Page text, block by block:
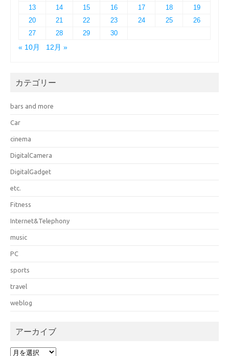
13
14 15 16 17 18
19
20
21 22 23 24 25
26
27
28 29
30
« 10月
12月 »
カテゴリー
bars and more
Car
cinema
DigitalCamera
DigitalGadget
etc.
Fitness
Internet&Telephony
music
PC
sports
travel
weblog
アーカイブ
ア